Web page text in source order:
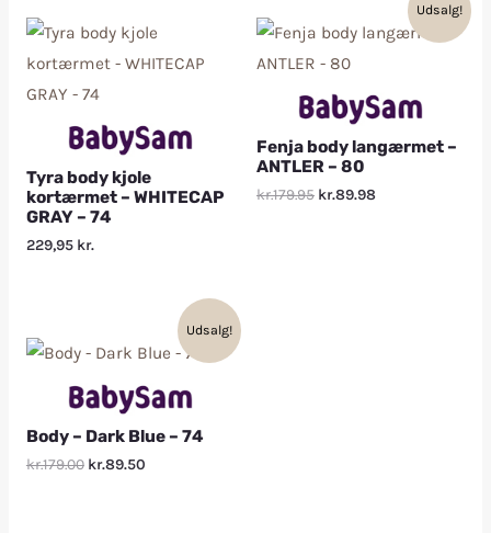
Tyra body kjole
kortærmet – WHITECAP
GRAY – 74
229,95 kr.
Udsalg!
Fenja body langærmet –
ANTLER – 80
kr.179.95 kr.89.98
Udsalg!
Body – Dark Blue – 74
kr.179.00 kr.89.50